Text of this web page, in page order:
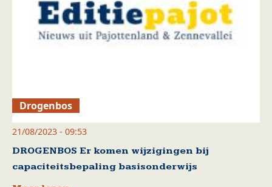
Drogenbos
21/08/2023 - 09:53
DROGENBOS Er komen wijzigingen bij
capaciteitsbepaling basisonderwijs